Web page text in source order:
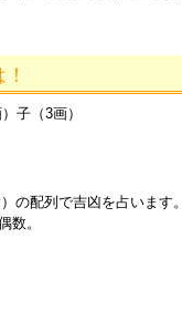
子（3画）
の配列で吉凶を占います
数。